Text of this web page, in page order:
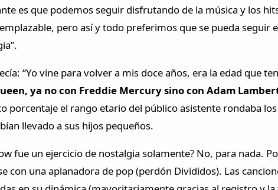
es que podemos seguir disfrutando de la música y los
pero así y todo preferimos que se pueda seguir
“Yo vine para volver a mis doce años, era la edad que
ya no con Freddie Mercury sino con Adam
porcentaje el rango etario del público asistente rondaba
llevado a sus hijos pequeños.
fue un ejercicio de nostalgia solamente? No, para nada.
con una aplanadora de pop (perdón Divididos). Las